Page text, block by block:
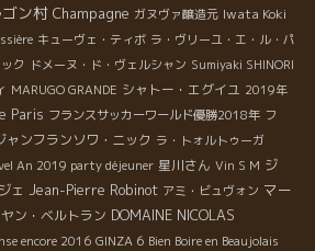
ン村 Champagne ガヌヴァ醸造元 Iwata Koki
キューヴェ・ティボ ラ・ヴリーユ・エ・ル・パ
ク ドメーヌ・ド・ヴェルシャン Sumiyaki SHINORI
MARUGO GRANDE シャトー・エグイユ 2019年
Paris フランスサッカーワールド優勝2018年 フ
ャンフランソワ・ニック ラ・トォルトゥーガ
An 2019 party déjeuner 星川さん Vin S M ジ
ェ Jean-Pierre Robinot アミ・ビュヴォン マー
ン・ベルトラン DOMAINE NICOLAS
encore 2016 GINZA 6 Bien Boire en Beaujolais